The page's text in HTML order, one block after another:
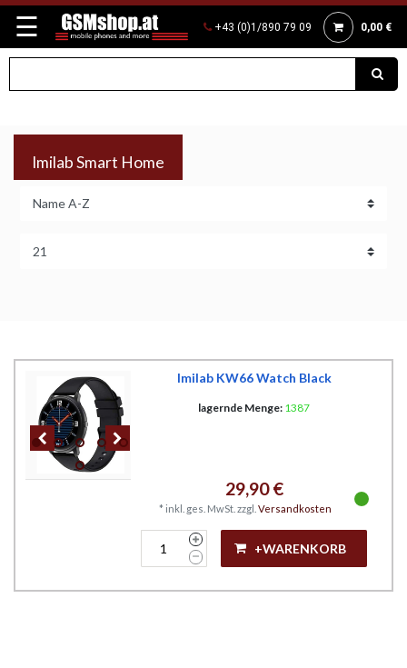
☰ +43 (0)1/890 79 09 0,00 €
Imilab Smart Home
Imilab KW66 Watch Black
lagernde Menge: 1387
29,90 €
* inkl. ges. MwSt. zzgl. Versandkosten
+WARENKORB